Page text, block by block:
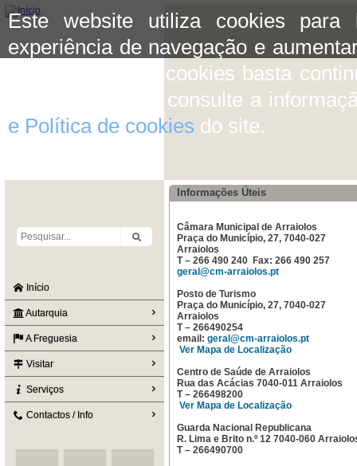
Este website utiliza cookies para
experiência de navegação e
aceitar o uso de cookies basta
mais informação consulte a
e Política de cookies do site.
Início
Autarquia
A Freguesia
Visitar
Serviços
Contactos / Info
Informações Úteis
Câmara Municipal de Arraiolos
Praça do Município, 27, 7040-027
Arraiolos
T – 266 490 240 Fax: 266 490 257
geral@cm-arraiolos.pt
Posto de Turismo
Praça do Município, 27, 7040-027
Arraiolos
T – 266490254
email: geral@cm-arraiolos.pt
Ver Mapa de Localização
Centro de Saúde de Arraiolos
Rua das Acácias 7040-011 Arraiolos
T – 266498200
Ver Mapa de Localização
Guarda Nacional Republicana
R. Lima e Brito n.º 12 7040-060
T – 266490700